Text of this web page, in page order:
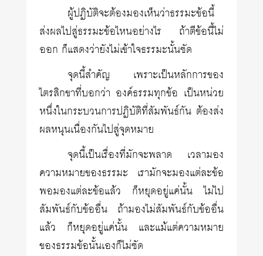
ผู้ปฏิบัติจะต้องมองเห็นว่าธรรมะข้อนี้
ส่งผลไปสู่ธรรมะข้อไหนอย่างไร ถ้าตีข้อนี้ไม่
ออก ก็แสดงว่ายังไม่เข้าใจธรรมะนั้นชัด
จุดนี้สำคัญ เพราะเป็นหลักการของ
ไตรสิกขาที่บอกว่า องค์ธรรมทุกข้อ เป็นหน่วย
หนึ่งในกระบวนการปฏิบัติที่สัมพันธ์กัน ต้องส่ง
ผลหนุนเนื่องกันไปสู่จุดหมาย
จุดนี้เป็นเรื่องที่มักจะพลาด เวลามอง
ความหมายของธรรมะ เรามักจะมองแต่ละข้อ
พอมองแต่ละข้อแล้ว ก็หยุดอยู่แค่นั้น ไม่ไป
สัมพันธ์กับข้ออื่น ถ้ามองไม่สัมพันธ์กับข้ออื่น
แล้ว ก็หยุดอยู่แค่นั้น และแม้แต่ความหมาย
ของธรรมข้อนั้นเองก็ไม่ชัด